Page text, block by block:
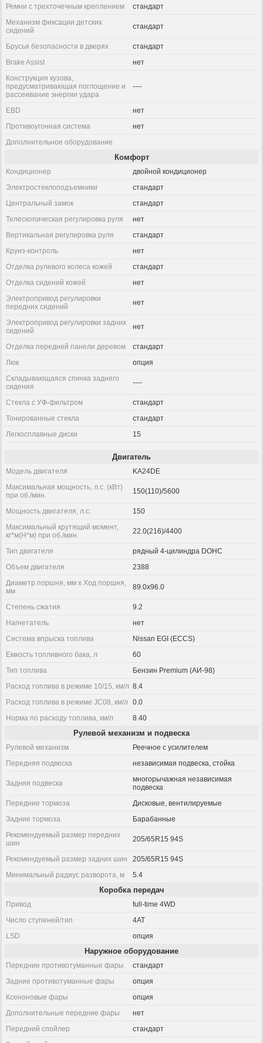
Ремни с трехточечным креплением
стандарт
Механизм фиксации детских
сидений
стандарт
Брусья безопасности в дверях
стандарт
Brake Assist
нет
Конструкция кузова,
предусматривающая поглощение и
рассеивание энергии удара
----
EBD
нет
Противоугонная система
нет
Дополнительное оборудование
Комфорт
Кондиционер
двойной кондиционер
Электростеклоподъемники
стандарт
Центральный замок
стандарт
Телескопическая регулировка руля
нет
Вертикальная регулировка руля
стандарт
Круиз-контроль
нет
Отделка рулевого колеса кожей
стандарт
Отделка сидений кожей
нет
Электропривод регулировки
передних сидений
нет
Электропривод регулировки задних
сидений
нет
Отделка передней панели деревом
стандарт
Люк
опция
Складывающаяся спинка заднего
сидения
----
Стекла с УФ-фильтром
стандарт
Тонированные стекла
стандарт
Легкосплавные диски
15
Двигатель
Модель двигателя
KA24DE
Максимальная мощность, л.с. (кВт)
при об./мин.
150(110)/5600
Мощность двигателя, л.с.
150
Максимальный крутящий момент,
кг*м(Н*м) при об./мин.
22.0(216)/4400
Тип двигателя
рядный 4-цилиндра DOHC
Объем двигателя
2388
Диаметр поршня, мм x Ход поршня,
мм
89.0x96.0
Степень сжатия
9.2
Нагнетатель
нет
Система впрыска топлива
Nissan EGI (ECCS)
Емкость топливного бака, л
60
Тип топлива
Бензин Premium (АИ-98)
Расход топлива в режиме 10/15, км/л 8.4
Расход топлива в режиме JC08, км/л
0.0
Норма по расходу топлива, км/л
8.40
Рулевой механизм и подвеска
Рулевой механизм
Реечное с усилителем
Передняя подвеска
независимая подвеска, стойка
Задняя подвеска
многорычажная независимая
подвеска
Передние тормоза
Дисковые, вентилируемые
Задние тормоза
Барабанные
Рекомендуемый размер передних
шин
205/65R15 94S
Рекомендуемый размер задних шин
205/65R15 94S
Минимальный радиус разворота, м
5.4
Коробка передач
Привод
full-time 4WD
Число ступеней/тип
4AT
LSD
опция
Наружное оборудование
Передние противотуманные фары
стандарт
Задние противотуманные фары
опция
Ксеноновые фары
опция
Дополнительные передние фары
нет
Передний спойлер
стандарт